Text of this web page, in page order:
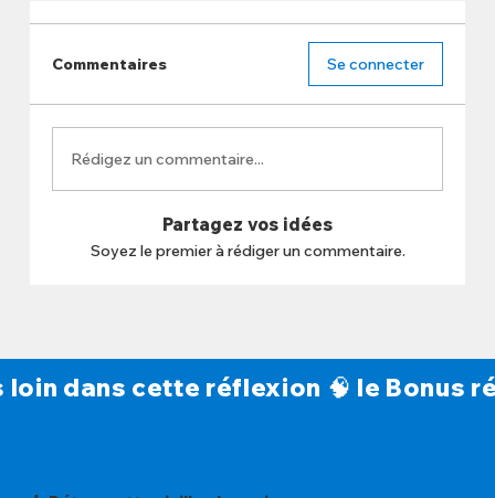
Commentaires Se connecter
Rédigez un commentaire...
Partagez vos idées
Soyez le premier à rédiger un commentaire.
loin dans cette réflexion 🧠 le Bonus